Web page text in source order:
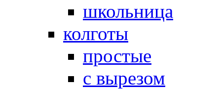
школьница
колготы
простые
с вырезом